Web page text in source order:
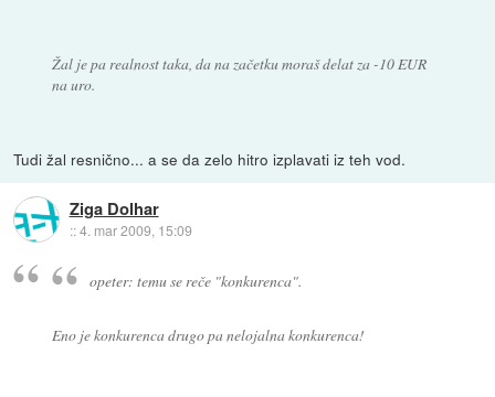
Žal je pa realnost taka, da na začetku moraš delat za -10 EUR
na uro.
Tudi žal resnično... a se da zelo hitro izplavati iz teh vod.
Ziga Dolhar
::4. mar 2009, 15:09
opeter: temu se reče "konkurenca".
Eno je konkurenca drugo pa nelojalna konkurenca!